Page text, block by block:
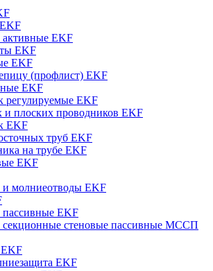
EKF
EKF
EKF
(профлист) EKF
EKF
регулируемые EKF
и плоских проводников EKF
EKF
труб EKF
на трубе EKF
EKF
молниеотводы EKF
EKF
стеновые пассивные МССП
EKF